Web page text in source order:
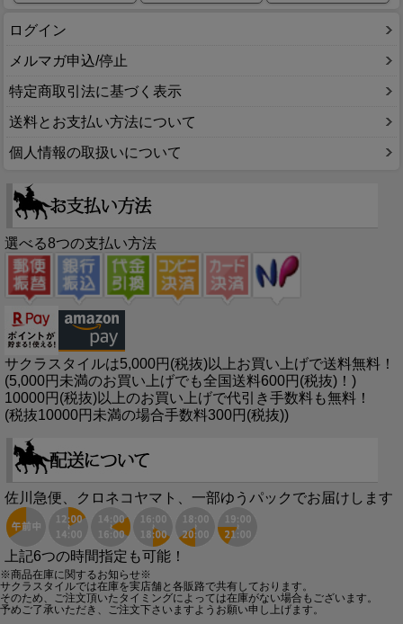
ログイン
メルマガ申込/停止
特定商取引法に基づく表示
送料とお支払い方法について
個人情報の取扱いについて
選べる8つの支払い方法
サクラスタイルは5,000円(税抜)以上お買い上げで送料無料！
(5,000円未満のお買い上げでも全国送料600円(税抜)！)
10000円(税抜)以上のお買い上げで代引き手数料も無料！
(税抜10000円未満の場合手数料300円(税抜))
佐川急便、クロネコヤマト、一部ゆうパックでお届けします
上記6つの時間指定も可能！
※商品在庫に関するお知らせ※
サクラスタイルでは在庫を実店舗と各販路で共有しております。
そのため、ご注文頂いたタイミングによっては在庫がない場合もございます。
予めご了承いただき、ご注文下さいますようお願い申し上げます。